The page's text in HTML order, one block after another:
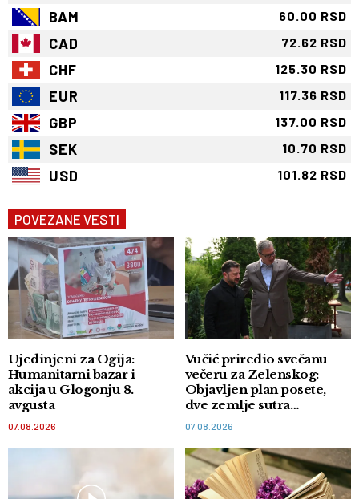
BAM 60.00 RSD
CAD 72.62 RSD
CHF 125.30 RSD
EUR 117.36 RSD
GBP 137.00 RSD
SEK 10.70 RSD
USD 101.82 RSD
POVEZANE VESTI
Ujedinjeni za Ogija:
Humanitarni bazar i
akcija u Glogonju 8.
avgusta
07.08.2026
Vučić priredio svečanu
večeru za Zelenskog:
Objavljen plan posete,
dve zemlje sutra
potpisuju memorandum
07.08.2026